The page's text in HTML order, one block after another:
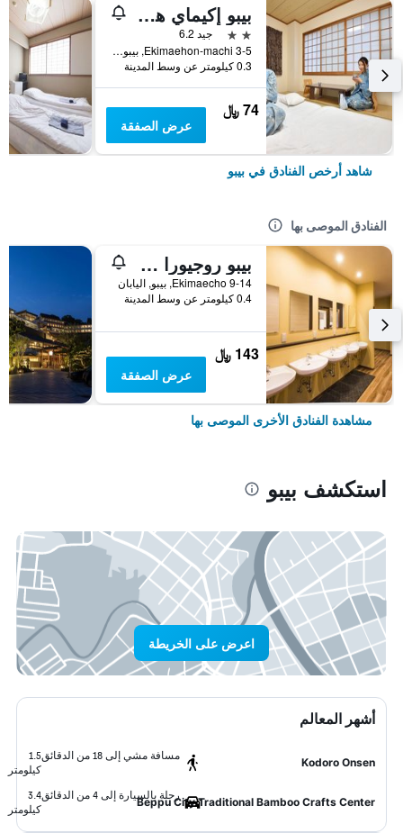
بيبو إكيماي هوتل هاياشي
2 نجمتين
جيد 6.2
Ekimaehon-machi 3-5, بيبو, اليابان
0.3 كيلومتر عن وسط المدينة
74 ﷼
عرض الصفقة
شاهد أرخص الفنادق في بيبو
الفنادق الموصى بها
بيبو روجيورا ستاياساونا
9-14 Ekimaecho, بيبو, اليابان
0.4 كيلومتر عن وسط المدينة
143 ﷼
عرض الصفقة
مشاهدة الفنادق الأخرى الموصى بها
استكشف بيبو
اعرض على الخريطة
أشهر المعالم
Kodoro Onsen
مسافة مشي إلى 18 من الدقائق
1.5
كيلومتر
Beppu City Traditional Bamboo Crafts Center
رحلة بالسيارة إلى 4 من الدقائق
3.4
كيلومتر